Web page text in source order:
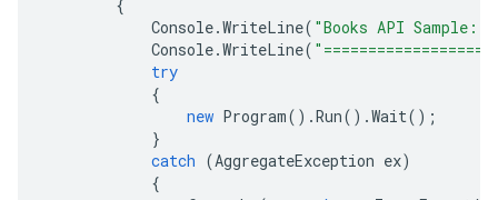
{
Console.WriteLine( "Books API Sample:
Console.WriteLine(
try
{
new Program().Run().Wait();
}
catch (AggregateException ex)
{